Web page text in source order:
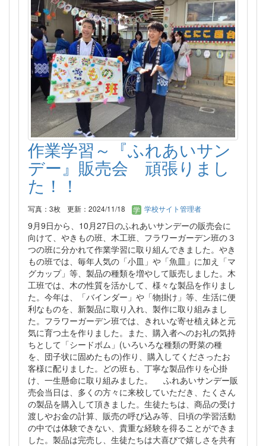
作業学習～『ふれあいサン
デー』販売会 頑張りまし
た！！
写真：3枚 更新：2024/11/18 学校サイト管理者
9月9日から、10月27日のふれあいサンデーの販売会に
向けて、やきもの班、木工班、フラワーガーデン班の３
つの班に分かれて作業学習に取り組んできました。やき
もの班では、毎年人気の「小皿」や「魚皿」に加え「マ
グカップ」等、製品の種類を増やして販売しました。木
工班では、木の性質を活かして、様々な製品を作りまし
た。今年は、「バインダー」や「物掛け」等、生活に便
利なものを、新製品に取り入れ、製作に取り組みまし
た。フラワーガーデン班では、きれいな寄せ植え鉢と元
気に育つ土を作りました。また、購入者へのお礼の気持
ちとして「シードボム」(いろいろな種類の野菜の種
を、団子状に固めたもの)作り、購入してくださったお
客様に配りました。どの班も、丁寧な製品作りを心掛
け、一生懸命に取り組みました。 ふれあいサンデー販
売会当日は、多くの方々に来校していただき、たくさん
の製品を購入して頂きました。生徒たちは、商品の受け
渡しやお金の計算、販売の呼び込み等、日頃の学習活動
の中では体験できない、貴重な経験を得ることができま
した。製品は完売し、生徒たちは大喜びで嬉しさを共有